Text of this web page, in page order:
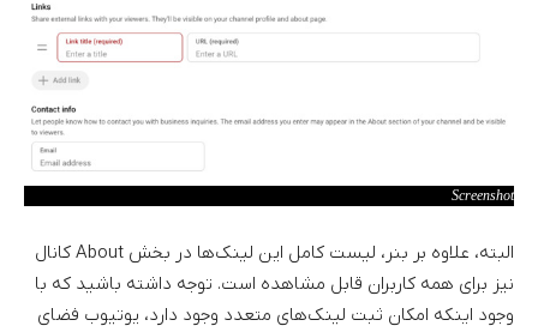
Screenshot
البته، علاوه بر بنر، لیست کامل این لینک‌ها در بخش About کانال
نیز برای همه کاربران قابل مشاهده است. توجه داشته باشید که با
وجود اینکه امکان ثبت لینک‌های متعدد وجود دارد، یوتیوب فضای